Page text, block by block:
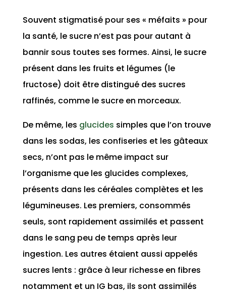
Souvent stigmatisé pour ses « méfaits » pour
la santé, le sucre n’est pas pour autant à
bannir sous toutes ses formes. Ainsi, le sucre
présent dans les fruits et légumes (le
fructose) doit être distingué des sucres
raffinés, comme le sucre en morceaux.
De même, les glucides simples que l’on trouve
dans les sodas, les confiseries et les gâteaux
secs, n’ont pas le même impact sur
l’organisme que les glucides complexes,
présents dans les céréales complètes et les
légumineuses. Les premiers, consommés
seuls, sont rapidement assimilés et passent
dans le sang peu de temps après leur
ingestion. Les autres étaient aussi appelés
sucres lents : grâce à leur richesse en fibres
notamment et un IG bas, ils sont assimilés